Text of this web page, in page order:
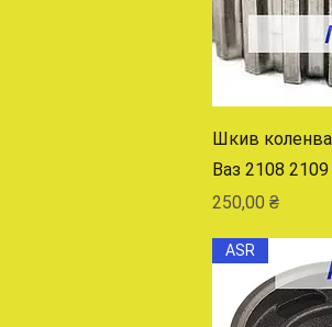
Шкив
Ваз 2108 2109
Цена
250,00 ₴
ASR